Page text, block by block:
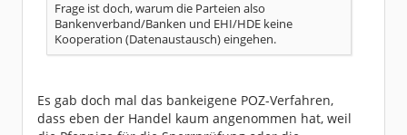
Frage ist doch, warum die Parteien also
Bankenverband/Banken und EHI/HDE keine
Kooperation (Datenaustausch) eingehen.
Es gab doch mal das bankeigene POZ-Verfahren,
dass eben der Handel kaum angenommen hat, weil